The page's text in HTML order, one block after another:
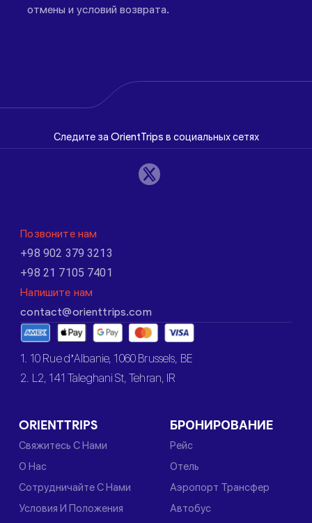
отмены и условий возврата.
Следите за OrientTrips в социальных сетях
Позвоните нам
+98 902 379 3213
+98 21 7105 7401
Напишите нам
contact@orienttrips.com
1. 10 Rue d’Albanie, 1060 Brussels, BE
2. L2, 141 Taleghani St, Tehran, IR
ORIENTTRIPS
Свяжитесь С Нами
О Нас
Сотрудничайте С Нами
Условия И Положения
БРОНИРОВАНИЕ
Рейс
Отель
Аэропорт Трансфер
Автобус